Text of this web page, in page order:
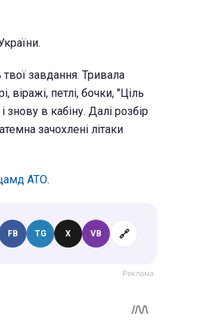
твої завдання. Тривала
віражі, петлі, бочки, "Ціль
в кабіну. Далі розбір
зачохлені літаки
АТО.
FB TG X VB 🔗